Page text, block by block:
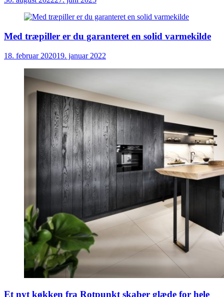
Med træpiller er du garanteret en solid varmekilde
18. februar 202019. januar 2022
Et nyt køkken fra Rotpunkt skaber glæde for hele